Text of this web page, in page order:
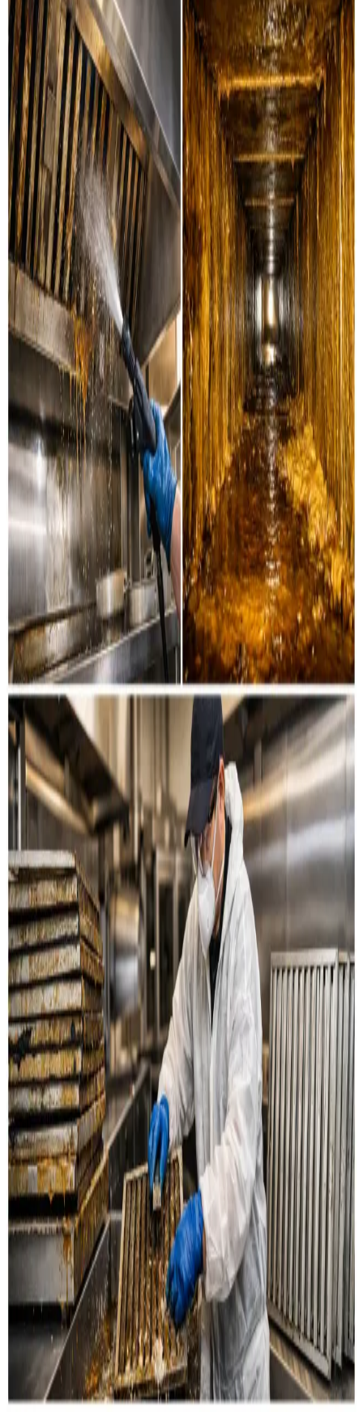
Boligventilation
Grundig rensning af ventilationskanaler, ventiler og
aggregater i private boliger i Veflinge. Vi servicerer alle
mærker.
Læs mere
Industri & erhverv
Professionel rensning af industrielle ventilationssystemer
og erhvervsanlæg i Veflinge og omegn.
Læs mere
Restaurant & køkken
Rensning af emhætter, fedtkanaler og
udsugningssystemer til restauranter og storkøkkener i
Veflinge.
Læs mere